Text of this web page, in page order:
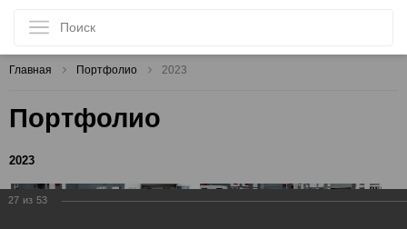
Главная Портфолио 2023
Портфолио
2023
27 из 53